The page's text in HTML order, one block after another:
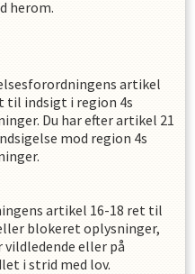
herom.
artikel
til indsigt i region 4s
Du har efter artikel 21
mod region 4s
artikel 16-18 ret til
blokeret oplysninger,
eller på
i strid med lov.